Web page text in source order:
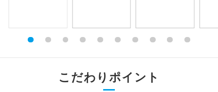
こだわりポイント
事の心配はいりません。（機内食を除
お部屋にてゆっくりとお召し上がりいた